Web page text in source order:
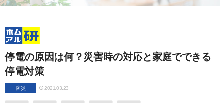
停電の原因は何？災害時の対応と家庭でできる
停電対策
防災 2021.03.23